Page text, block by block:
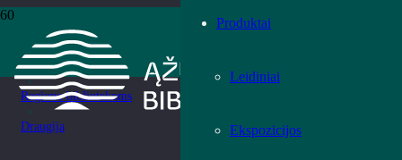
Produktai
Leidiniai
Ekspozicijos
Pradžia
›
Paslaugos
›
Regiono bibliotekoms
›
Draugija